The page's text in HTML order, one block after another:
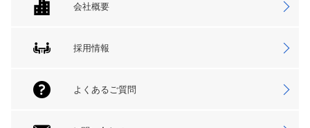
会社概要
採用情報
よくあるご質問